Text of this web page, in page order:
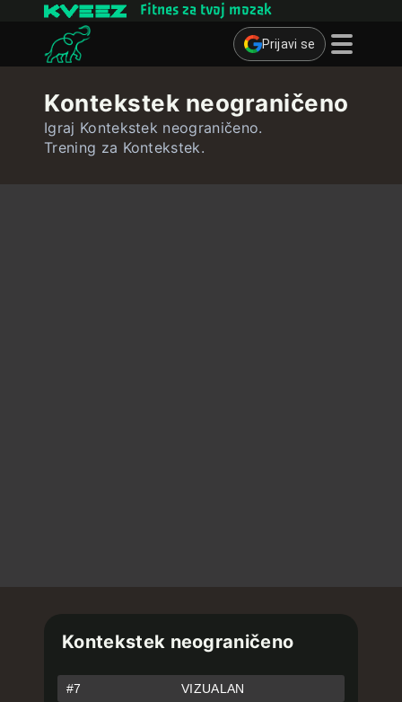
Fitnes za tvoj mozak
Prijavi se
Kvizovi
Kartice za učenje
Kontekstek neograničeno
Igraj Kontekstek neograničeno.
Trening za Kontekstek.
Kontekstek neograničeno
#7 VIZUALAN